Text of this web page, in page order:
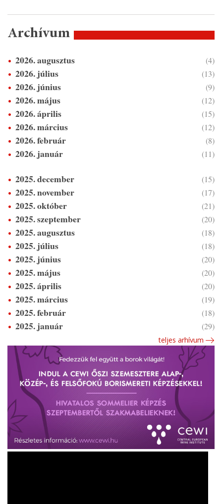
Archívum
2026. augusztus (4)
2026. július (13)
2026. június (9)
2026. május (12)
2026. április (15)
2026. március (12)
2026. február (8)
2026. január (11)
2025. december (15)
2025. november (17)
2025. október (21)
2025. szeptember (20)
2025. augusztus (18)
2025. július (18)
2025. június (20)
2025. május (20)
2025. április (20)
2025. március (19)
2025. február (18)
2025. január (29)
teljes arhívum